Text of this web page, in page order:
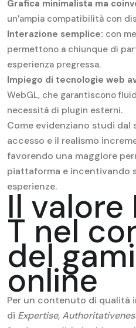
Grafica minimalista ma
un’ampia compatibilità con
Interazione semplice: con
permettono a chiunque di
esperienza pregressa.
Impiego di tecnologie web
WebGL, che garantiscono
necessità di plugin esterni.
Come evidenziano studi dal
accesso e il realismo
favorendo una maggiore
piattaforma e incentivando
esperienze.
Il
T nel
del
online
Per un contenuto di qualità
di Expertise,